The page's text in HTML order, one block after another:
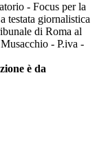
- Focus per la
testata giornalistica
di Roma al
- P.iva -
è da